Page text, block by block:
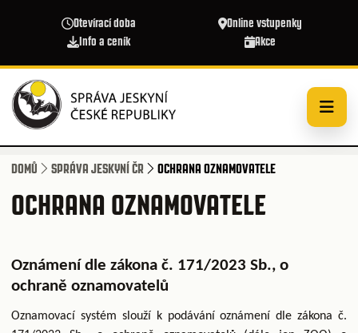
Otevírací doba
Online vstupenky
Info a ceník
Akce
DOMŮ SPRÁVA JESKYNÍ ČR OCHRANA OZNAMOVATELE
OCHRANA OZNAMOVATELE
Oznámení dle zákona č. 171/2023 Sb., o
ochraně oznamovatelů
Oznamovací systém slouží k podávání oznámení dle zákona č.